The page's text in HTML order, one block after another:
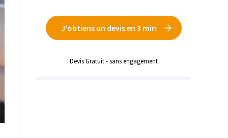
J'obtiens un devis en 3 min
Devis Gratuit - sans engagement